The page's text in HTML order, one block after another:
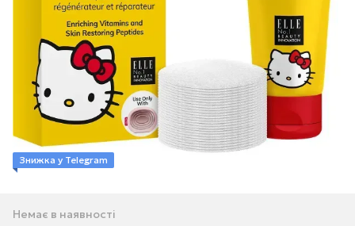
Знижка у Telegram
Немає в наявності